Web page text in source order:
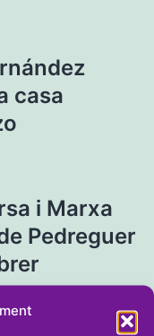
casa
i Marxa
Pedreguer